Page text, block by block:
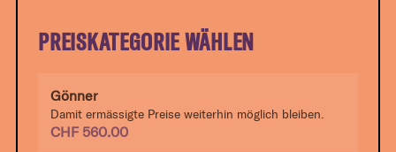
PREISKATEGORIE WÄHLEN
Gönner
Damit ermässigte Preise weiterhin möglich bleiben.
CHF 560.00